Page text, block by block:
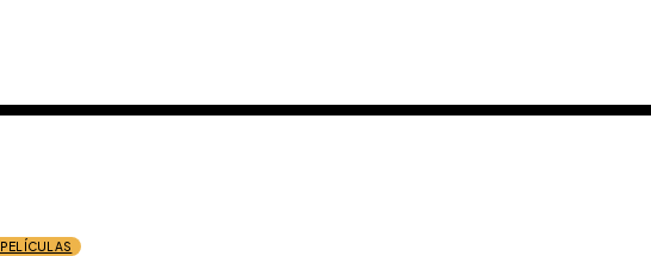
PELÍCULAS